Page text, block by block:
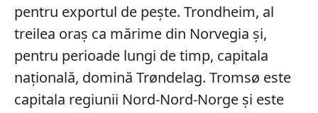
pentru exportul de pește. Trondheim, al
treilea oraș ca mărime din Norvegia și,
pentru perioade lungi de timp, capitala
națională, domină Trøndelag. Tromsø este
capitala regiunii Nord-Nord-Norge și este